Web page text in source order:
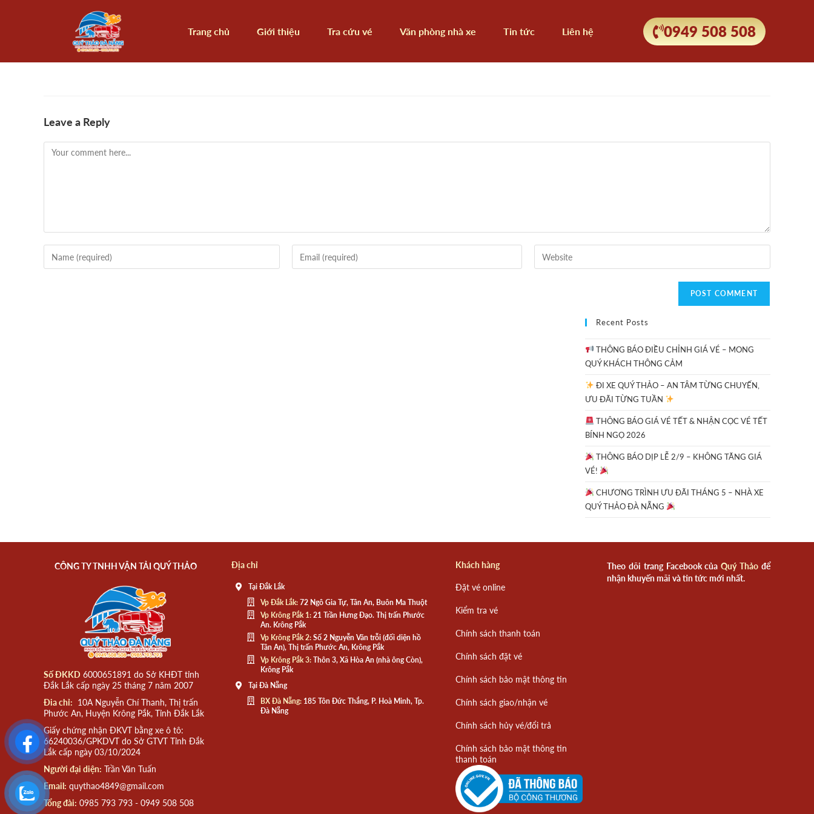
Trang chủ Giới thiệu Tra cứu vé Văn phòng nhà xe Tin tức Liên hệ 0949 508 508
Leave a Reply
Recent Posts
THÔNG BÁO ĐIỀU CHỈNH GIÁ VÉ – MONG
QUÝ KHÁCH THÔNG CẢM
ĐI XE QUÝ THẢO – AN TÂM TỪNG CHUYẾN,
ƯU ĐÃI TỪNG TUẦN
THÔNG BÁO GIÁ VÉ TẾT & NHẬN CỌC VÉ TẾT
BÍNH NGỌ 2026
THÔNG BÁO DỊP LỄ 2/9 – KHÔNG TĂNG GIÁ
VÉ!
CHƯƠNG TRÌNH ƯU ĐÃI THÁNG 5 – NHÀ XE
QUÝ THẢO ĐÀ NẴNG
CÔNG TY TNHH VẬN TẢI QUÝ THẢO
Số ĐKKD 6000651891 do Sở KHĐT tỉnh
Đắk Lắk cấp ngày 25 tháng 7 năm 2007
Đia chỉ: 10A Nguyễn Chí Thanh, Thị trấn
Phước An, Huyện Krông Pắk, Tỉnh Đắk Lắk
Giấy chứng nhận ĐKVT bằng xe ô tô:
66240036/GPKDVT do Sở GTVT Tỉnh Đắk
Lắk cấp ngày 03/10/2024
Người đại diện: Trần Văn Tuấn
Email: quythao4849@gmail.com
Tổng đài: 0985 793 793 - 0949 508 508
Địa chỉ
Tại Đắk Lắk
Vp Đắk Lắk:72 Ngô Gia Tự, Tân An, Buôn Ma Thuột
Vp Krông Pắk 1:21 Trần Hưng Đạo. Thị trấn Phước
An. Krông Pắk
Vp Krông Pắk 2:Số 2 Nguyễn Văn trỗi (đối diện hồ
Tân An), Thị trấn Phước An, Krông Pắk
Vp Krông Pắk 3:Thôn 3, Xã Hòa An (nhà ông Còn),
Krông Pắk
Tại Đà Nẵng
BX Đà Nẵng:185 Tôn Đức Thắng, P. Hoà Minh, Tp.
Đà Nẵng
Khách hàng
Đặt vé online
Kiểm tra vé
Chính sách thanh toán
Chính sách đặt vé
Chính sách bảo mật thông tin
Chính sách giao/nhận vé
Chính sách hủy vé/đổi trả
Chính sách bảo mật thông tin
thanh toán
Theo dõi trang Facebook củaQuý Thảo để
nhận khuyến mãi và tin tức mới nhất.